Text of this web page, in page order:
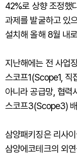
42%로 상향 조정했
과제를 발굴하고 있
설치해 올해 8월 내
지난해에는 전 사업
스코프1(Scope1, 직
아니라 공급망, 협력
스코프3(Scope3)
삼양패키징은 리사
삼양에코테크의 외